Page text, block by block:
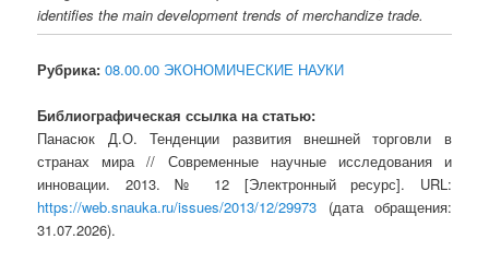
identifies the main development trends of merchandize trade.
Рубрика: 08.00.00 ЭКОНОМИЧЕСКИЕ НАУКИ
Библиографическая ссылка на статью:
Панасюк Д.О. Тенденции развития внешней торговли в
странах мира // Современные научные исследования и
инновации. 2013. № 12 [Электронный ресурс]. URL:
https://web.snauka.ru/issues/2013/12/29973 (дата обращения:
31.07.2026).